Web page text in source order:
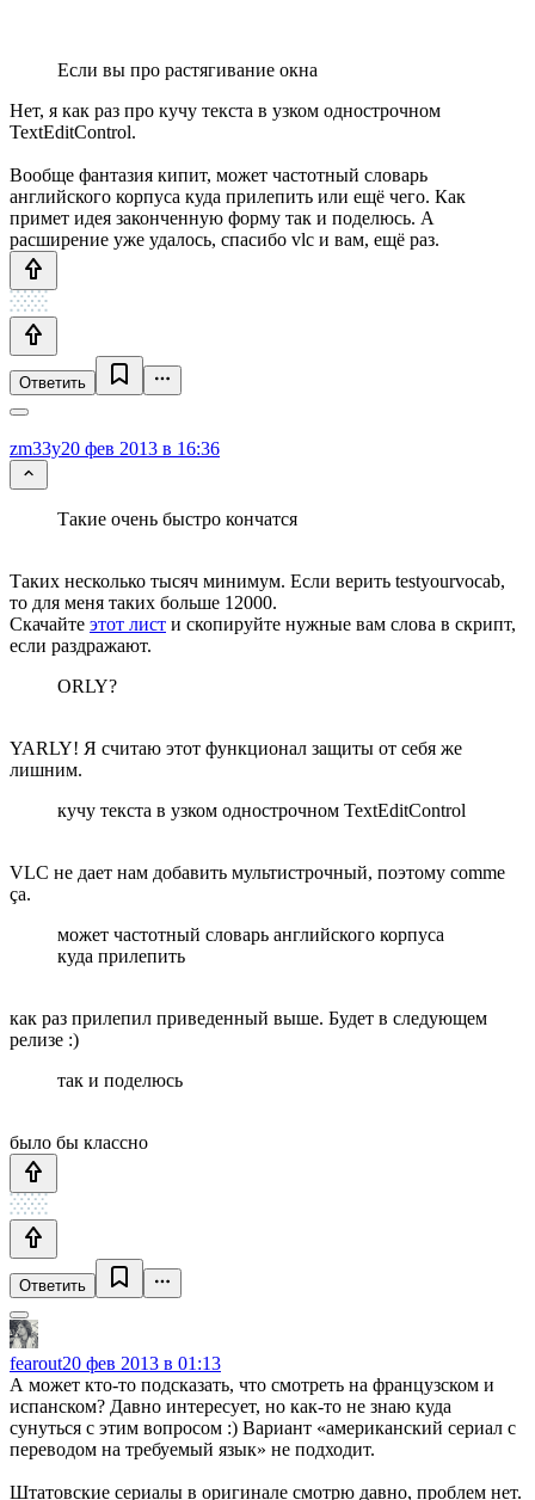
Если вы про растягивание окна
Нет, я как раз про кучу текста в узком однострочном
TextEditControl.
Вообще фантазия кипит, может частотный словарь
английского корпуса куда прилепить или ещё чего. Как
примет идея законченную форму так и поделюсь. А
расширение уже удалось, спасибо vlc и вам, ещё раз.
Ответить
zm33y20 фев 2013 в 16:36
Такие очень быстро кончатся
Таких несколько тысяч минимум. Если верить testyourvocab,
то для меня таких больше 12000.
Скачайте этот лист и скопируйте нужные вам слова в скрипт,
если раздражают.
ORLY?
YARLY! Я считаю этот функционал защиты от себя же
лишним.
кучу текста в узком однострочном TextEditControl
VLC не дает нам добавить мультистрочный, поэтому comme
ça.
может частотный словарь английского корпуса
куда прилепить
как раз прилепил приведенный выше. Будет в следующем
релизе :)
так и поделюсь
было бы классно
Ответить
fearout20 фев 2013 в 01:13
А может кто-то подсказать, что смотреть на французском и
испанском? Давно интересует, но как-то не знаю куда
сунуться с этим вопросом :) Вариант «американский сериал с
переводом на требуемый язык» не подходит.
Штатовские сериалы в оригинале смотрю давно, проблем нет.